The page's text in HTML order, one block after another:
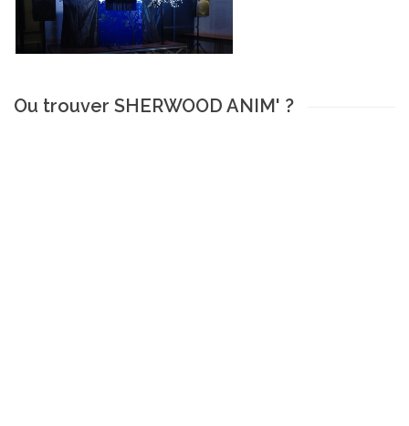
Ou trouver SHERWOOD ANIM' ?